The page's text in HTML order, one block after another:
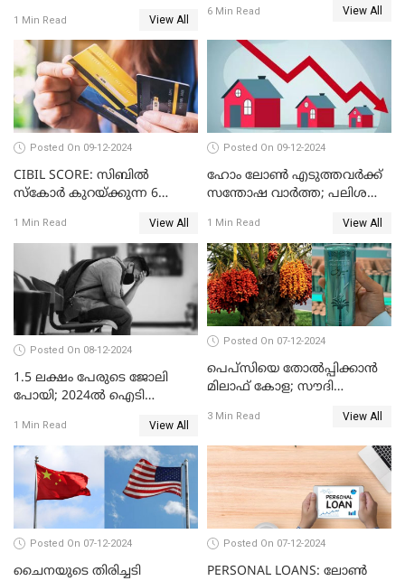
അമേരിക്കയേയും ഞെട്ടിച്ച്
ചൈനീസ് കാറുകൾ
1 Min Read View All
6 Min Read View All
Posted On 09-12-2024
CIBIL SCORE: സിബിൽ
സ്കോർ കുറയ്ക്കുന്ന 6
1 Min Read View All
Posted On 09-12-2024
ഹോം ലോൺ എടുത്തവർക്ക്
സന്തോഷ വാർത്ത; പലിശ
1 Min Read View All
Posted On 08-12-2024
1.5 ലക്ഷം പേരുടെ ജോലി
പോയി; 2024ൽ ഐടി
1 Min Read View All
Posted On 07-12-2024
പെപ്സിയെ തോൽപ്പിക്കാൻ
മിലാഫ് കോള; സൗദി
കോളയേക്കുറിച്ച് അറിയാം
3 Min Read View All
Posted On 07-12-2024
ചൈനയുടെ തിരിച്ചടി
Posted On 07-12-2024
PERSONAL LOANS: ലോൺ